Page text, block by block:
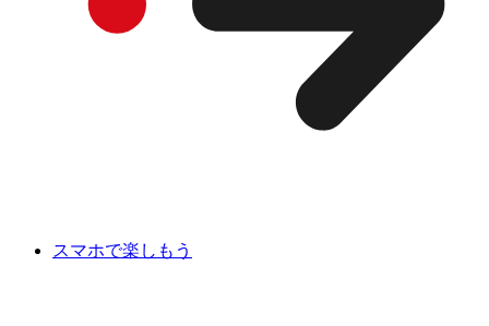
スマホで楽しもう